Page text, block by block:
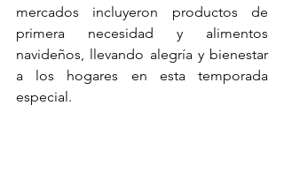
mercados incluyeron productos de
primera necesidad y alimentos
navideños, llevando alegría y bienestar
a los hogares en esta temporada
especial.